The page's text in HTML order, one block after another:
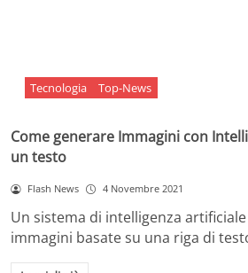
Tecnologia Top-News
Come generare Immagini con
un testo
Flash News 4 Novembre 2021
Un sistema di intelligenza
immagini basate su una riga di